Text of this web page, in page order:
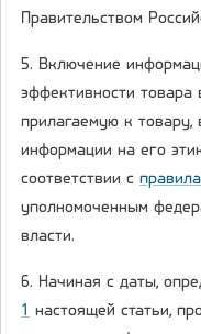
Правительством
5. Включение
эффективности товара
прилагаемую к товару,
информации на его
соответствии с
уполномоченным
власти.
6. Начиная с даты,
1 настоящей статьи,